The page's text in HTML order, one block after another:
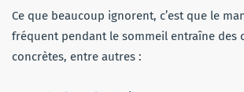
Ce que beaucoup ignorent, c’est que le
fréquent pendant le sommeil entraîne des
concrètes, entre autres :